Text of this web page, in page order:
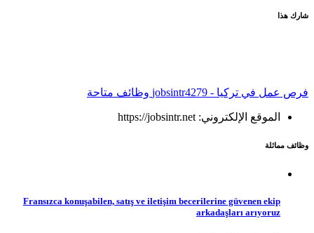
شارك هذا
فرص عمل في تركيا - jobsintr 4279 وظائف متاحة
الموقع الإلكتروني: https://jobsintr.net
وظائف مماثلة
Fransızca konuşabilen, satış ve iletişim becerilerine güvenen ekip
arkadaşları arıyoruz